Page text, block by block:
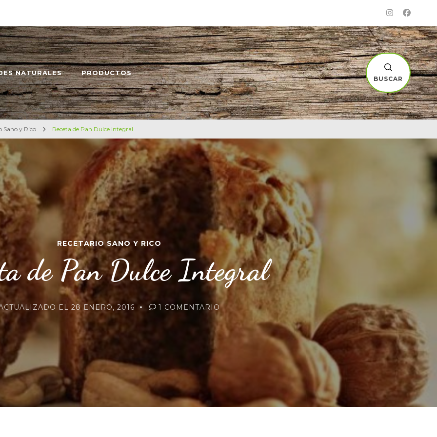
NATURALES PRODUCTOS
BUSCAR
Sano y Rico Receta de Pan Dulce Integral
RECETARIO SANO Y RICO
de Pan Dulce Integral
EL 28 ENERO, 2016 1 COMENTARIOEN
RECETA
DE
PAN
DULCE